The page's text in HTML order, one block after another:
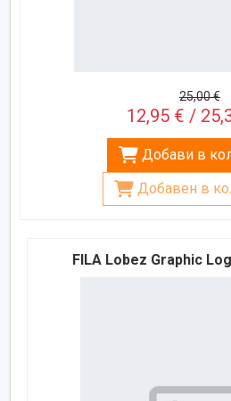
25,00 €
12,95 € /
Добави в
Добавен в
FILA Lobez Graphic